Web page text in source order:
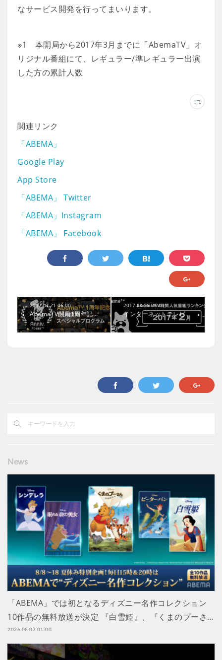
なサービス開発を行ってまいります。
※1 本開局から2017年3月までに「AbemaTV」オ
リジナル番組にて、レギュラー/準レギュラー出演
した方の累計人数
関連リンク
「ABEMA」
Google Play
App Store
「ABEMA」 Twitter
「ABEMA」Instagram
「ABEMA」 Facebook
2017.03.21 06:00
AbemaTV開局1周年記…
2017.03.08 06:00
インターネットテレビ…
News
「ABEMA」では初となるディズニー名作コレクション
10作品の無料放送が決定 『白雪姫』、『くまのプーさ…
2026.08.07 01:00